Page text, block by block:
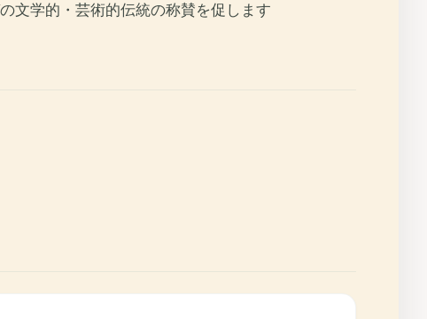
文学的・芸術的伝統の称賛を促します